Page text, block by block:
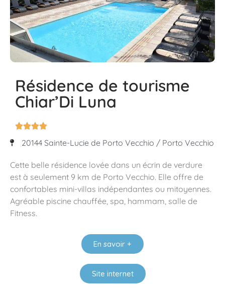
Résidence de tourisme
Chiar’Di Luna

20144 Sainte-Lucie de Porto Vecchio / Porto Vecchio
Cette belle résidence lovée dans un écrin de verdure
est à seulement 9 km de Porto Vecchio. Elle offre de
confortables mini-villas indépendantes ou mitoyennes.
Agréable piscine chauffée, spa, hammam, salle de
Fitness.
En savoir +
Site internet